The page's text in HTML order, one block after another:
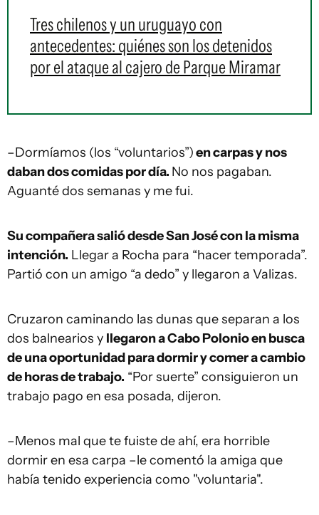
Tres chilenos y un uruguayo con
antecedentes: quiénes son los detenidos
por el ataque al cajero de Parque Miramar
–Dormíamos (los “voluntarios”)en carpas y nos
daban dos comidas por día. No nos pagaban.
Aguanté dos semanas y me fui.
Su compañera salió desde San José con la misma
intención. Llegar a Rocha para “hacer temporada”.
Partió con un amigo “a dedo” y llegaron a Valizas.
Cruzaron caminando las dunas que separan a los
dos balnearios y llegaron a Cabo Polonio en busca
de una oportunidad para dormir y comer a cambio
de horas de trabajo. “Por suerte” consiguieron un
trabajo pago en esa posada, dijeron.
–Menos mal que te fuiste de ahí, era horrible
dormir en esa carpa –le comentó la amiga que
había tenido experiencia como "voluntaria".